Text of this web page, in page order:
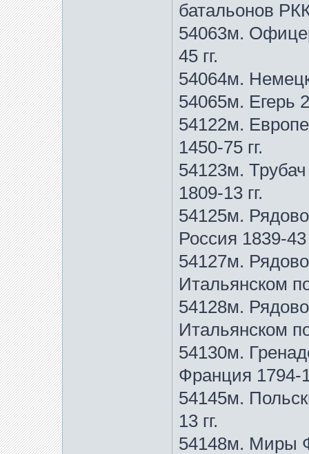
батальонов
54063м.
45 гг.
54064м.
54065м. Егерь
54122м.
1450-75 гг.
54123м.
1809-13 гг.
54125м.
Россия 1839-43
54127м.
Итальянском
54128м.
Итальянском
54130м.
Франция 1794-
54145м.
13 гг.
54148м. Миры